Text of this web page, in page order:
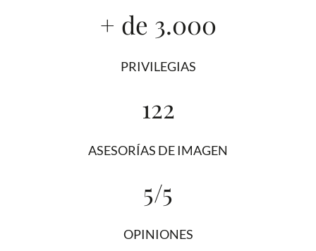
+ de 3.000
PRIVILEGIAS
122
ASESORÍAS DE IMAGEN
5/5
OPINIONES